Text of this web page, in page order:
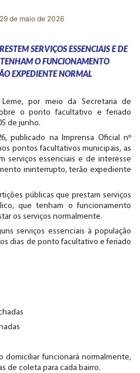
29 de maio de 2026
SERVIÇOS ESSENCIAIS E DE
TENHAM O FUNCIONAMENTO
EXPEDIENTE NORMAL
por meio da Secretaria de
o ponto facultativo e feriado
de junho.
publicado na Imprensa Oficial nº
pontos facultativos municipais, as
serviços essenciais e de interesse
ininterrupto, terão expediente
públicas que prestam serviços
que tenham o funcionamento
os serviços normalmente.
serviços essenciais à população
dias de ponto facultativo e feriado
domiciliar funcionará normalmente,
de coleta para cada bairro.